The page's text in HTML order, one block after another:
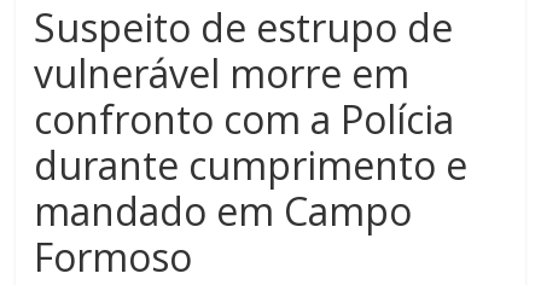
Suspeito de estrupo de
vulnerável morre em
confronto com a Polícia
durante cumprimento e
mandado em Campo
Formoso